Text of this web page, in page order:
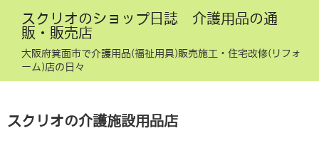
スクリオのショップ日誌 介護用品の通
販・販売店
大阪府箕面市で介護用品(福祉用具)販売施工・住宅改修(リフォ
ーム)店の日々
スクリオの介護施設用品店